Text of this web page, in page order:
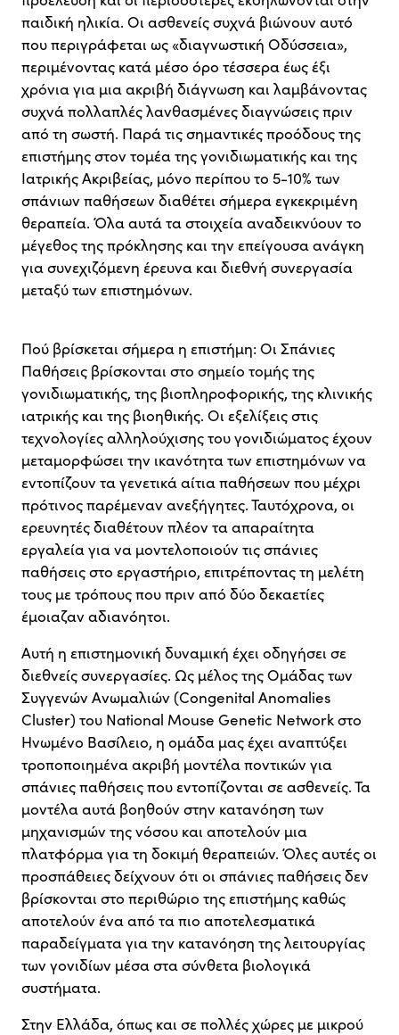
παιδική ηλικία. Οι ασθενείς συχνά βιώνουν αυτό
που περιγράφεται ως «διαγνωστική Οδύσσεια»,
περιμένοντας κατά μέσο όρο τέσσερα έως έξι
χρόνια για μια ακριβή διάγνωση και λαμβάνοντας
συχνά πολλαπλές λανθασμένες διαγνώσεις πριν
από τη σωστή. Παρά τις σημαντικές προόδους της
επιστήμης στον τομέα της γονιδιωματικής και της
Ιατρικής Ακριβείας, μόνο περίπου το 5-10% των
σπάνιων παθήσεων διαθέτει σήμερα εγκεκριμένη
θεραπεία. Όλα αυτά τα στοιχεία αναδεικνύουν το
μέγεθος της πρόκλησης και την επείγουσα ανάγκη
για συνεχιζόμενη έρευνα και διεθνή συνεργασία
μεταξύ των επιστημόνων.
Πού βρίσκεται σήμερα η επιστήμη: Οι Σπάνιες
Παθήσεις βρίσκονται στο σημείο τομής της
γονιδιωματικής, της βιοπληροφορικής, της κλινικής
ιατρικής και της βιοηθικής. Οι εξελίξεις στις
τεχνολογίες αλληλούχισης του γονιδιώματος έχουν
μεταμορφώσει την ικανότητα των επιστημόνων να
εντοπίζουν τα γενετικά αίτια παθήσεων που μέχρι
πρότινος παρέμεναν ανεξήγητες. Ταυτόχρονα, οι
ερευνητές διαθέτουν πλέον τα απαραίτητα
εργαλεία για να μοντελοποιούν τις σπάνιες
παθήσεις στο εργαστήριο, επιτρέποντας τη μελέτη
τους με τρόπους που πριν από δύο δεκαετίες
έμοιαζαν αδιανόητοι.
Αυτή η επιστημονική δυναμική έχει οδηγήσει σε
διεθνείς συνεργασίες. Ως μέλος της Ομάδας των
Συγγενών Ανωμαλιών (Congenital Anomalies
Cluster) του National Mouse Genetic Network στο
Ηνωμένο Βασίλειο, η ομάδα μας έχει αναπτύξει
τροποποιημένα ακριβή μοντέλα ποντικών για
σπάνιες παθήσεις που εντοπίζονται σε ασθενείς. Τα
μοντέλα αυτά βοηθούν στην κατανόηση των
μηχανισμών της νόσου και αποτελούν μια
πλατφόρμα για τη δοκιμή θεραπειών. Όλες αυτές οι
προσπάθειες δείχνουν ότι οι σπάνιες παθήσεις δεν
βρίσκονται στο περιθώριο της επιστήμης καθώς
αποτελούν ένα από τα πιο αποτελεσματικά
παραδείγματα για την κατανόηση της λειτουργίας
των γονιδίων μέσα στα σύνθετα βιολογικά
συστήματα.
Στην Ελλάδα, όπως και σε πολλές χώρες με μικρού